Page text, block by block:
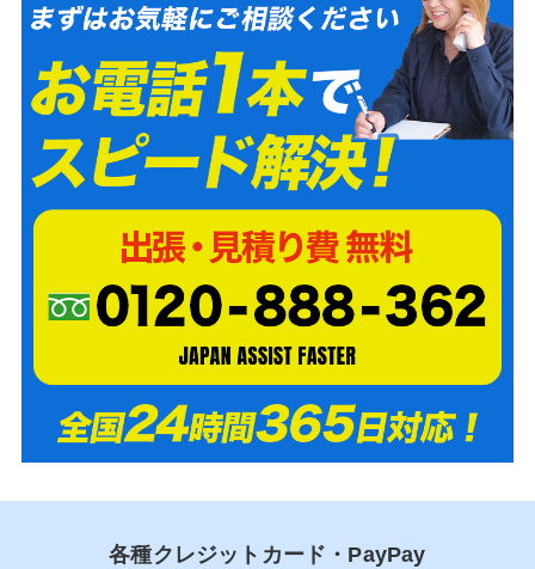
各種クレジットカード・PayPay